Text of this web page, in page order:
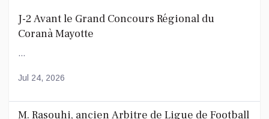
J-2 Avant le Grand Concours Régional du
Coranà Mayotte
...
Jul 24, 2026
M. Rasouhi, ancien Arbitre de Ligue de Football